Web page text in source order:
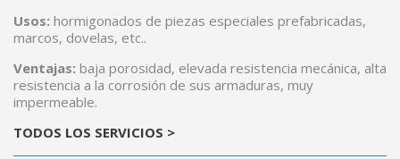
Usos: hormigonados de piezas especiales prefabricadas,
marcos, dovelas, etc..
Ventajas: baja porosidad, elevada resistencia mecánica, alta
resistencia a la corrosión de sus armaduras, muy
impermeable.
TODOS LOS SERVICIOS >